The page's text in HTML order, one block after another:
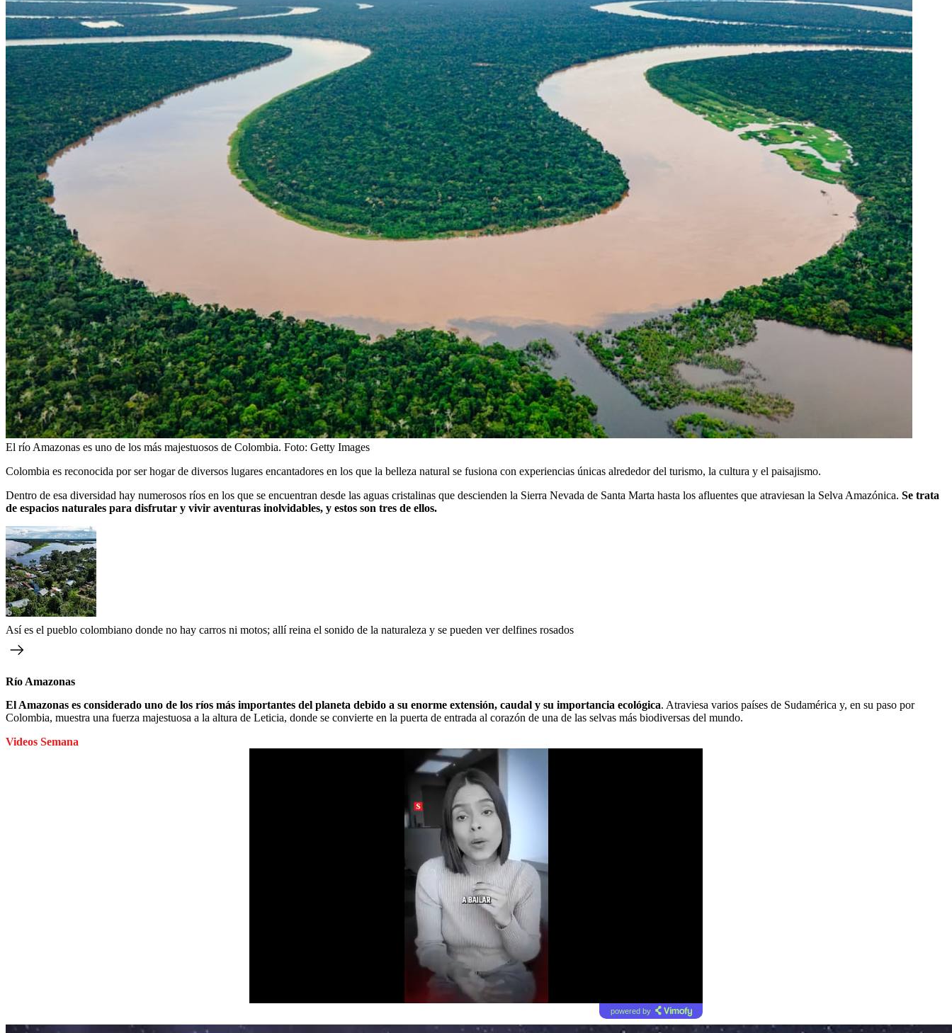
El río Amazonas es uno de los más majestuosos de Colombia. Foto: Getty Images
Colombia es reconocida por ser hogar de diversos lugares encantadores en los que la belleza natural se fusiona con experiencias únicas alrededor del turismo, la cultura y el paisajismo.
Dentro de esa diversidad hay numerosos ríos en los que se encuentran desde las aguas cristalinas que descienden la Sierra Nevada de Santa Marta hasta los afluentes que atraviesan la Selva Amazónica. Se trata
de espacios naturales para disfrutar y vivir aventuras inolvidables, y estos son tres de ellos.
Así es el pueblo colombiano donde no hay carros ni motos; allí reina el sonido de la naturaleza y se pueden ver delfines rosados
Río Amazonas
El Amazonas es considerado uno de los ríos más importantes del planeta debido a su enorme extensión, caudal y su importancia ecológica. Atraviesa varios países de Sudamérica y, en su paso por
Colombia, muestra una fuerza majestuosa a la altura de Leticia, donde se convierte en la puerta de entrada al corazón de una de las selvas más biodiversas del mundo.
Videos Semana
powered by